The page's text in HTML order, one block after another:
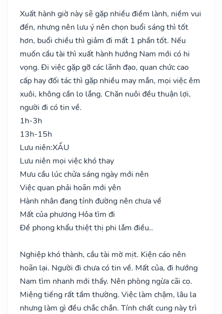
Xuất hành giờ này sẽ gặp nhiều điềm lành, niềm vui
đến, nhưng nên lưu ý nên chọn buổi sáng thì tốt
hơn, buổi chiều thì giảm đi mất 1 phần tốt. Nếu
muốn cầu tài thì xuất hành hướng Nam mới có hi
vọng. Đi việc gặp gỡ các lãnh đạo, quan chức cao
cấp hay đối tác thì gặp nhiều may mắn, mọi việc êm
xuôi, không cần lo lắng. Chăn nuôi đều thuận lợi,
người đi có tin về.
1h-3h
13h-15h
Lưu niên:XẤU
Lưu niên mọi việc khó thay
Mưu cầu lúc chửa sáng ngày mới nên
Việc quan phải hoãn mới yên
Hành nhân đang tính đường nên chưa về
Mất của phương Hỏa tìm đi
Đề phong khẩu thiệt thị phi lắm điều..
Nghiệp khó thành, cầu tài mờ mịt. Kiện cáo nên
hoãn lại. Người đi chưa có tin về. Mất của, đi hướng
Nam tìm nhanh mới thấy. Nên phòng ngừa cãi cọ.
Miệng tiếng rất tầm thường. Việc làm chậm, lâu la
nhưng làm gì đều chắc chắn. Tính chất cung này trì